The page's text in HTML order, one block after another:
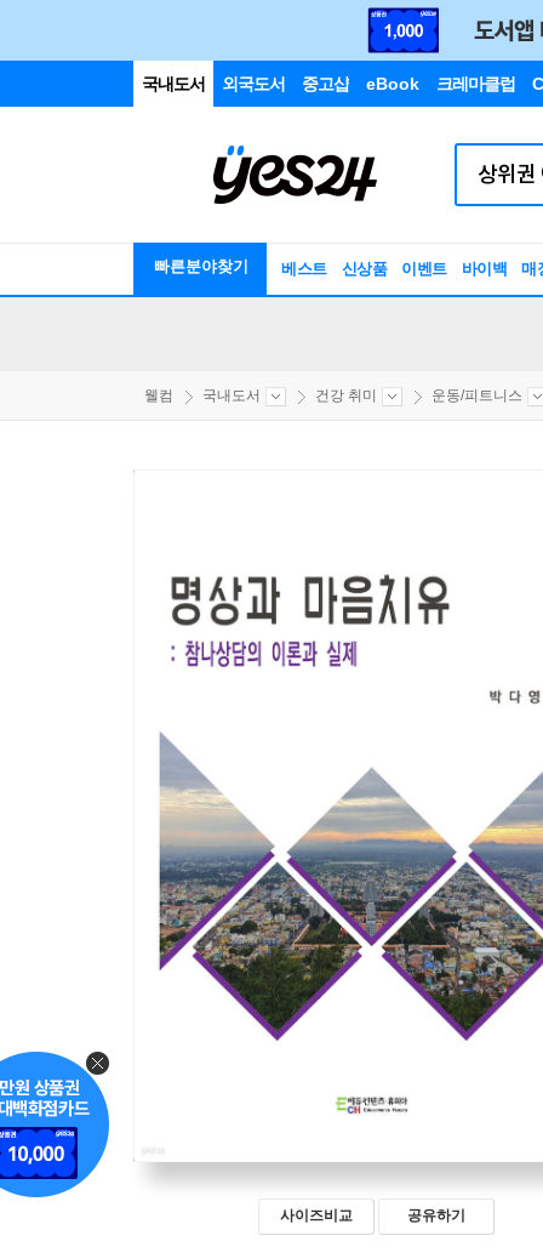
국내도서 외국도서 중고샵 eBook 크레마클럽
빠른분야찾기 베스트 신상품 이벤트 바이백 매
웰컴 국내도서 건강 취미 운동/피트니스
사이즈비교 공유하기